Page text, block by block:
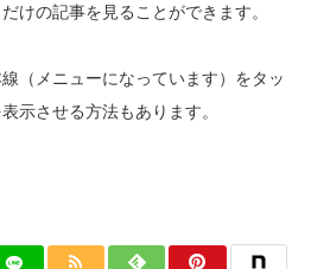
けの記事を見ることができます。
（メニューになっています）をタッ
示させる方法もあります。